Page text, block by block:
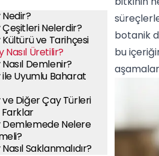
Çeşitleri Nelerdir?
ve Tarihçesi
Nasıl Üretilir?
Demlenir?
Uyumlu Baharat
ve Diğer Çay Türleri
Farklar
Demlemede Nelere
Saklanmalıdır?
botanik
bu